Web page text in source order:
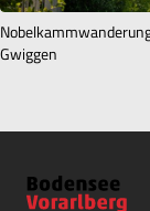
Gwiggen